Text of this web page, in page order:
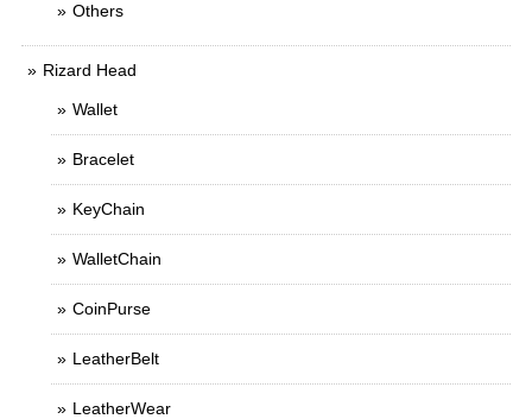
Others
Rizard Head
Wallet
Bracelet
KeyChain
WalletChain
CoinPurse
LeatherBelt
LeatherWear